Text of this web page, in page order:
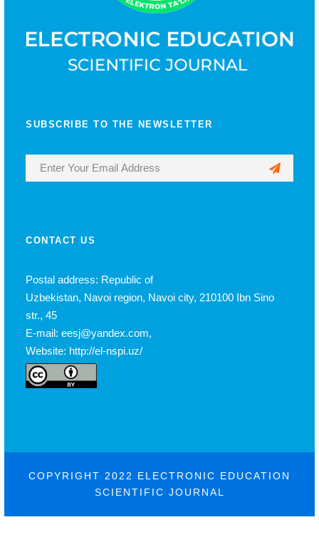
SUBSCRIBE TO THE NEWSLETTER
CONTACT US
Postal address: Republic of
Uzbekistan, Navoi region, Navoi city, 210100 Ibn Sino
str., 45
E-mail: eesj@yandex.com,
Website: http://el-nspi.uz/
COPYRIGHT 2022 ELECTRONIC EDUCATION
SCIENTIFIC JOURNAL